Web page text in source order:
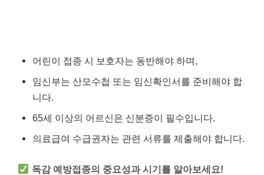
어린이 접종 시 보호자는 동반해야 하며,
임신부는 산모수첩 또는 임신확인서를 준비해야 합
니다.
65세 이상의 어르신은 신분증이 필수입니다.
의료급여 수급권자는 관련 서류를 제출해야 합니다.
독감 예방접종의 중요성과 시기를 알아보세요!